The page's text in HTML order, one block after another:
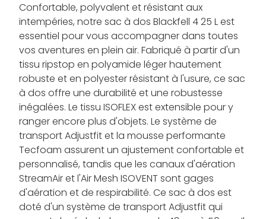
Confortable, polyvalent et résistant aux
intempéries, notre sac à dos Blackfell 4 25 L est
essentiel pour vous accompagner dans toutes
vos aventures en plein air. Fabriqué à partir d'un
tissu ripstop en polyamide léger hautement
robuste et en polyester résistant à l'usure, ce sac
à dos offre une durabilité et une robustesse
inégalées. Le tissu ISOFLEX est extensible pour y
ranger encore plus d'objets. Le système de
transport Adjustfit et la mousse performante
Tecfoam assurent un ajustement confortable et
personnalisé, tandis que les canaux d'aération
StreamAir et l'Air Mesh ISOVENT sont gages
d'aération et de respirabilité. Ce sac à dos est
doté d'un système de transport Adjustfit qui